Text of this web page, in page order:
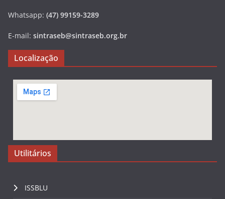
Whatsapp: (47) 99159-3289
E-mail: sintraseb@sintraseb.org.br
Localização
Utilitários
ISSBLU